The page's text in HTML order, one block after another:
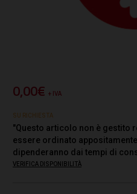
0,00€ + IVA
SU RICHIESTA
"Questo articolo non è gestito
essere ordinato
dipenderanno dai tempi di
VERIFICA DISPONIBILITÀ